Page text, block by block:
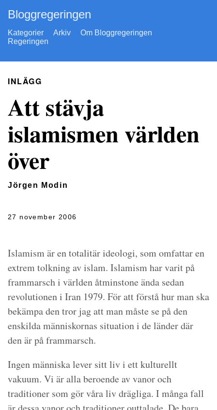
Bloggregeringen
Kategorier Arkiv
Om Bloggregeringen
Regeringen
INLÄGG
Att stävja
islamismen världen
över
Jörgen Modin
27 november 2006
Islamism är en totalitär ideologi, som omfattar en
extrem tolkning av islam. Islamism har varit på
frammarsch i världen åtminstone ända sedan
revolutionen i Iran 1979. För att förstå hur man ska
bekämpa den tror jag att man måste se på den
enskilda människornas situation i de länder där
den är på frammarsch.
Ingen människa lever sitt liv i ett kulturellt
vakuum. Vi är alla beroende av vanor och
traditioner som gör våra liv drägliga. I många fall